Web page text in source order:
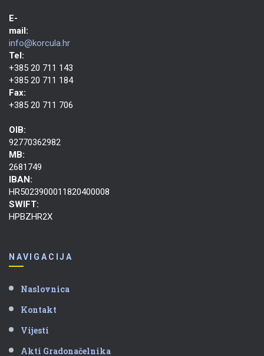
E-
mail:
info@korcula.hr
Tel:
+385 20 711 143
+385 20 711 184
Fax:
+385 20 711 706
OIB:
92770362982
MB:
2681749
IBAN:
HR5023900011820400008
SWIFT:
HPBZHR2X
NAVIGACIJA
Naslovnica
Kontakt
Vijesti
Akti Gradonačelnika